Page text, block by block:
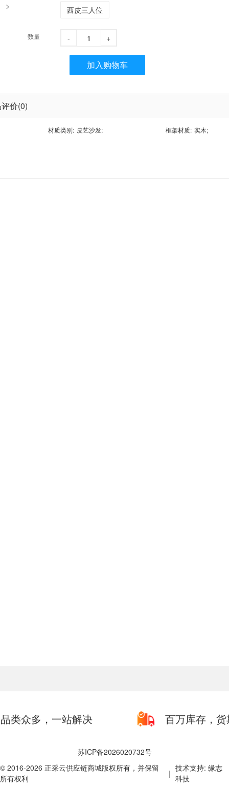
>
西皮三人位
数量 - +
加入购物车
价(0)
材质类别: 皮艺沙发; 框架材质: 实木;
品类众多，一站解决 百万库存，
苏ICP备2026020732号
© 2016-2026 正采云供应链商城版权所有，并保留
所有权利
|
技术支持: 缘志
科技